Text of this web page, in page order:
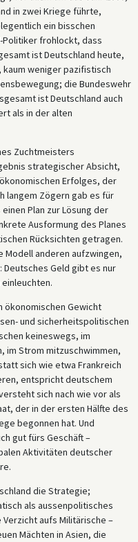
in zwei Kriege führte,
ein bisschen
Politiker frohlockt, dass
ist Deutschland heute,
kaum weniger pazifistisch
die Bundeswehr
ist Deutschland auch
als in der alten
Zuchtmeisters
strategischer Absicht,
Erfolges, der
langem Zögern gab es für
Plan zur Lösung der
Ausformung des Planes
Rücksichten getragen.
Modell anderen aufzwingen,
Deutsches Geld gibt es nur
ökonomischen Gewicht
und sicherheitspolitischen
keineswegs, im
im Strom mitzuschwimmen,
sich wie etwa Frankreich
entspricht deutschem
sich nach wie vor als
der in der ersten Hälfte des
begonnen hat. Und
gut fürs Geschäft –
Aktivitäten deutscher
die Strategie;
als aussenpolitisches
aufs Militärische –
Mächten in Asien, die